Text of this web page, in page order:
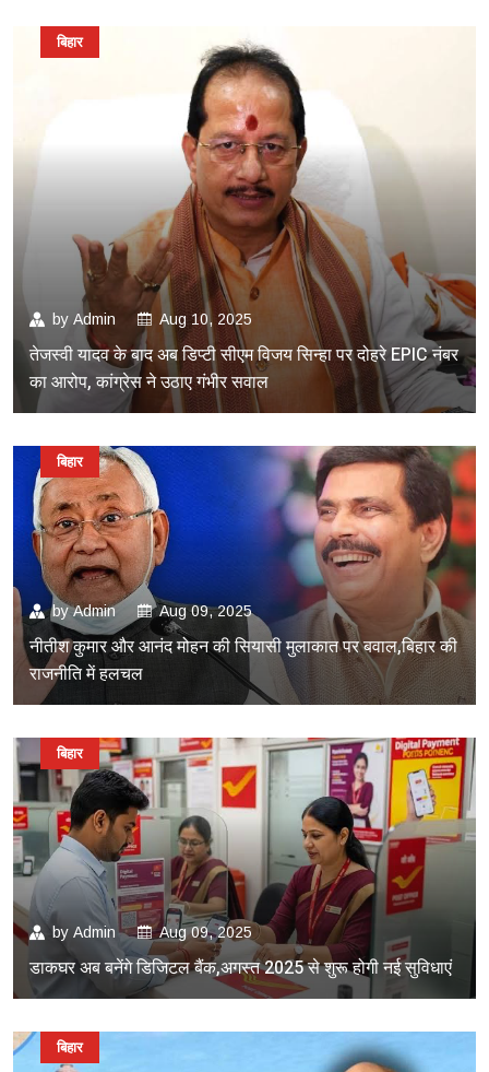
by Admin Aug 10, 2025
तेजस्वी यादव के बाद अब डिप्टी सीएम विजय सिन्हा पर दोहरे EPIC नंबर
का आरोप, कांग्रेस ने उठाए गंभीर सवाल
बिहार
byAdmin Aug 09, 2025
नीतीश कुमार और आनंद मोहन की सियासी मुलाकात पर बवाल,बिहार की
राजनीति में हलचल
बिहार
by Admin Aug 09, 2025
डाकघर अब बनेंगे डिजिटल बैंक,अगस्त 2025 से शुरू होगी नई सुविधाएं
बिहार
बिहार